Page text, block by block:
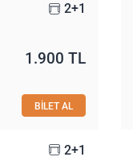
2+1
1.900 TL
BİLET AL
2+1